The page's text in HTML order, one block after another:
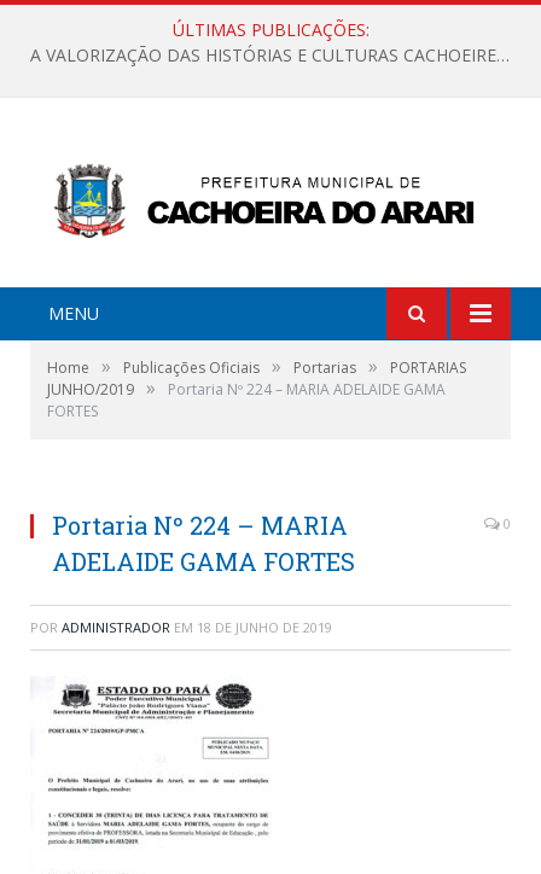
ÚLTIMAS PUBLICAÇÕES:
A VALORIZAÇÃO DAS HISTÓRIAS E CULTURAS CACHOEIRENSES
MENU
Home » Publicações Oficiais » Portarias »
PORTARIAS
JUNHO/2019 »
Portaria Nº 224 – MARIA ADELAIDE GAMA
FORTES
Portaria Nº 224 – MARIA
ADELAIDE GAMA FORTES
0
POR ADMINISTRADOR EM 18 DE JUNHO DE 2019